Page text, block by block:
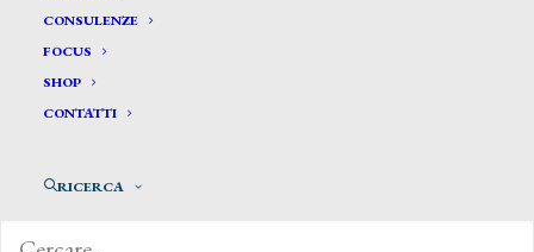
CONSULENZE
FOCUS
SHOP
CONTATTI
RICERCA
Meyer Luigi